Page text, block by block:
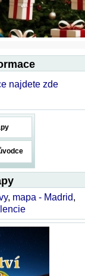
najdete zde
, mapa - Madrid,